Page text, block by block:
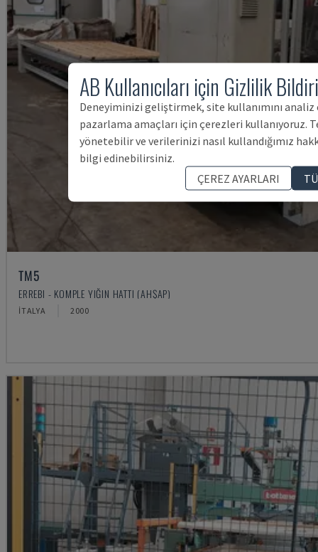
TM5
ERREBI - KOMPLE YIĞIN HATTI (AHŞAP)
İTALYA 2000
AB Kullanıcıları için Gizlilik
Deneyiminizi geliştirmek, site kullanımını analiz
pazarlama amaçları için çerezleri kullanıyoruz.
yönetebilir ve verilerinizi nasıl kullandığımız
bilgi edinebilirsiniz.
ÇEREZ AYARLARI